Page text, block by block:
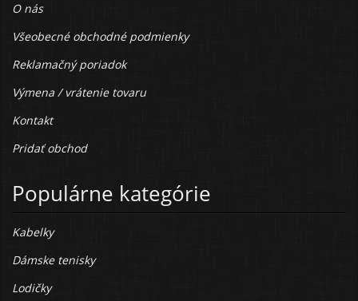
O nás
Všeobecné obchodné podmienky
Reklamačný poriadok
Výmena / vrátenie tovaru
Kontakt
Pridať obchod
Populárne kategórie
Kabelky
Dámske tenisky
Lodičky